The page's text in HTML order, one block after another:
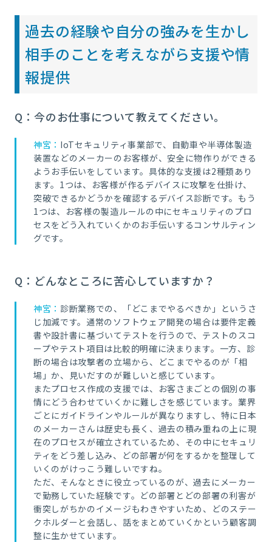
過去の経験や自分の強みを生かし
相手のことを考えながら支援や情
報提供
Q：今のお仕事について教えてください。
神宮： IoTセキュリティ事業部で、自動車や半導体製造
装置などのメーカーのお客様が、安全に物作りができる
ようお手伝いをしています。具体的な支援は2種類あり
ます。1つは、お客様が作るデバイスに攻撃を仕掛け、
突破できるかどうかを確認するデバイス診断です。もう
1つは、お客様の製造ルールの中にセキュリティのプロ
セスをどう入れていくかのお手伝いするコンサルティン
グです。
Q：どんなところに苦心していますか？
神宮： 診断業務での、「どこまでやるべきか」というさ
じ加減です。通常のソフトウェア開発の場合は要件定義
書や設計書に基づいてテストを行うので、テストのスコ
ープやテスト項目は比較的明確に決まります。一方、診
断の場合は攻撃者の立場から、どこまでやるのが「相
場」か、見いだすのが難しいと感じています。
またプロセス作成の支援では、お客さまごとの個別の事
情にどう合わせていくかに難しさを感じています。業界
ごとにガイドラインやルールが異なりますし、特に日本
のメーカーさんは歴史も長く、過去の積み重ねの上に現
在のプロセスが確立されているため、その中にセキュリ
ティをどう差し込み、どの部署が何をするかを整理して
いくのがけっこう難しいですね。
ただ、そんなときに役立っているのが、過去にメーカー
で勤務していた経験です。どの部署とどの部署の利害が
衝突しがちかのイメージもわきやすいため、どのステー
クホルダーと会話し、話をまとめていくかという顧客調
整に生かせています。